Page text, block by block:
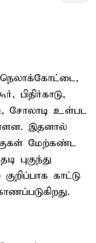
நெலாக்கோட்டை,
சோலாடி உள்பட
இதனால்
மேற்கண்ட
புகுந்து
காட்டு